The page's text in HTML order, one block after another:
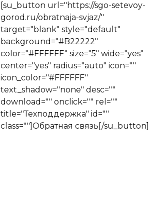
[su_button url="https://sgo-setevoy-
gorod.ru/obratnaja-svjaz/"
target="blank" style="default"
background="#B22222"
color="#FFFFFF" size="5" wide="yes"
center="yes" radius="auto" icon=""
icon_color="#FFFFFF"
text_shadow="none" desc=""
download="" onclick="" rel=""
title="Техподдержка" id=""
class=""]Обратная связь[/su_button]